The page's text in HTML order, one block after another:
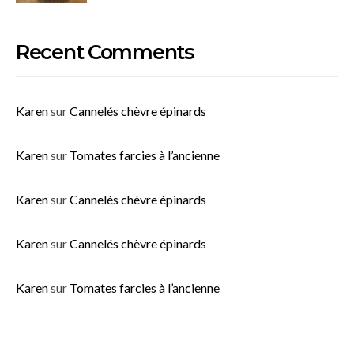
Recent Comments
KarensurCannelés chèvre épinards
Karensur Tomates farcies à l’ancienne
KarensurCannelés chèvre épinards
KarensurCannelés chèvre épinards
Karensur Tomates farcies à l’ancienne